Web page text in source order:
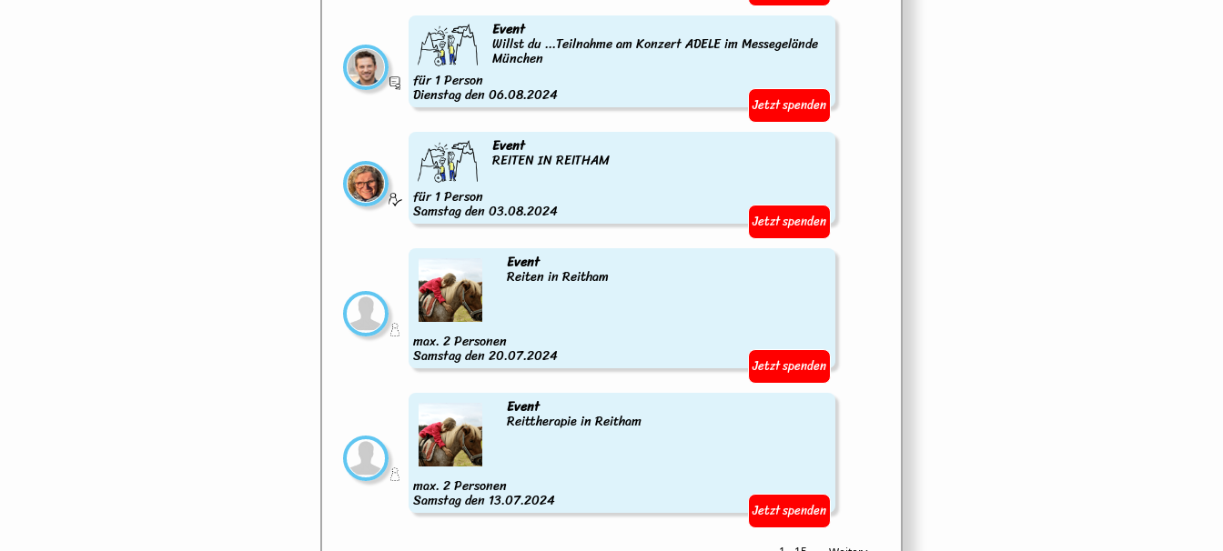
Event
Willst du ...Teilnahme am Konzert ADELE im Messegelände
München
für 1 Person
Dienstag den 06.08.2024 Jetzt spenden
Event
REITEN IN REITHAM
für 1 Person
Samstag den 03.08.2024 Jetzt spenden
Event
Reiten in Reitham
max. 2 Personen
Samstag den 20.07.2024 Jetzt spenden
Event
Reittherapie in Reitham
max. 2 Personen
Samstag den 13.07.2024 Jetzt spenden